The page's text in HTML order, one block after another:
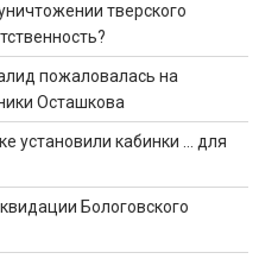
тверского
пожаловалась на
Осташкова
установили кабинки … для
Бологовского